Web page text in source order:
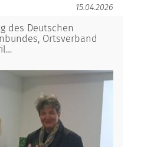
15.04.2026
des Deutschen
Ortsverband